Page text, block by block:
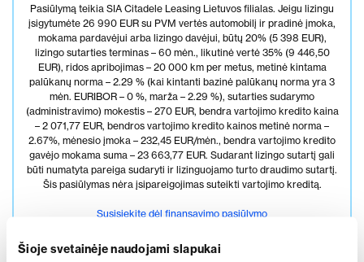
Šioje svetainėje naudojami slapukai
Pasiūlymą teikia SIA Citadele Leasing Lietuvos filialas. Jeigu lizingu
įsigytumėte 26 990 EUR su PVM vertės automobilį ir pradinė įmoka,
mokama pardavėjui arba lizingo davėjui, būtų 20% (5 398 EUR),
lizingo sutarties terminas – 60 mėn., likutinė vertė 35% (9 446,50
EUR), ridos apribojimas – 20 000 km per metus, metinė kintama
palūkanų norma – 2.29 % (kai kintanti bazinė palūkanų norma yra 3
mėn. EURIBOR – 0 %, marža – 2.29 %), sutarties sudarymo
(administravimo) mokestis – 270 EUR, bendra vartojimo kredito kaina
– 2 071,77 EUR, bendros vartojimo kredito kainos metinė norma –
2.67%, mėnesio įmoka – 232,45 EUR/mėn., bendra vartojimo kredito
gavėjo mokama suma – 23 663,77 EUR. Sudarant lizingo sutartį gali
būti numatyta pareiga sudaryti ir lizinguojamo turto draudimo sutartį.
Šis pasiūlymas nėra įsipareigojimas suteikti vartojimo kreditą.
Susisiekite dėl finansavimo pasiūlymo